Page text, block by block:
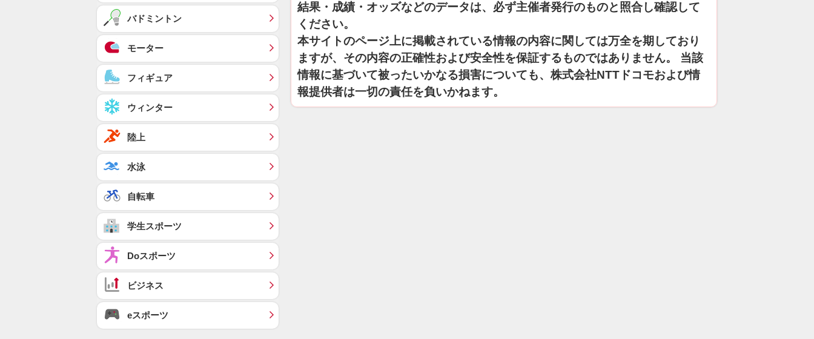
結果・成績・オッズなどのデータは、必ず主催者発行のものと照合し確認して
ください。
本サイトのページ上に掲載されている情報の内容に関しては万全を期しており
ますが、その内容の正確性および安全性を保証するものではありません。 当該
情報に基づいて被ったいかなる損害についても、株式会社NTTドコモおよび情
報提供者は一切の責任を負いかねます。
バドミントン
モーター
フィギュア
ウィンター
陸上
水泳
自転車
学生スポーツ
Doスポーツ
ビジネス
eスポーツ